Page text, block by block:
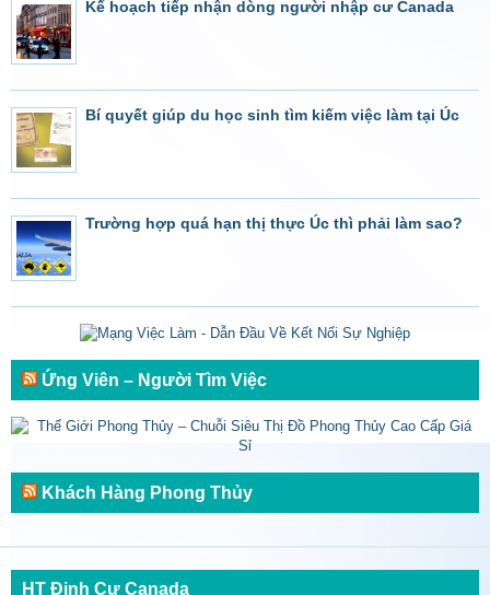
Kế hoạch tiếp nhận dòng người nhập cư Canada
Bí quyết giúp du học sinh tìm kiếm việc làm tại Úc
Trường hợp quá hạn thị thực Úc thì phải làm sao?
Ứng Viên – Người Tìm Việc
Khách Hàng Phong Thủy
HT Định Cư Canada